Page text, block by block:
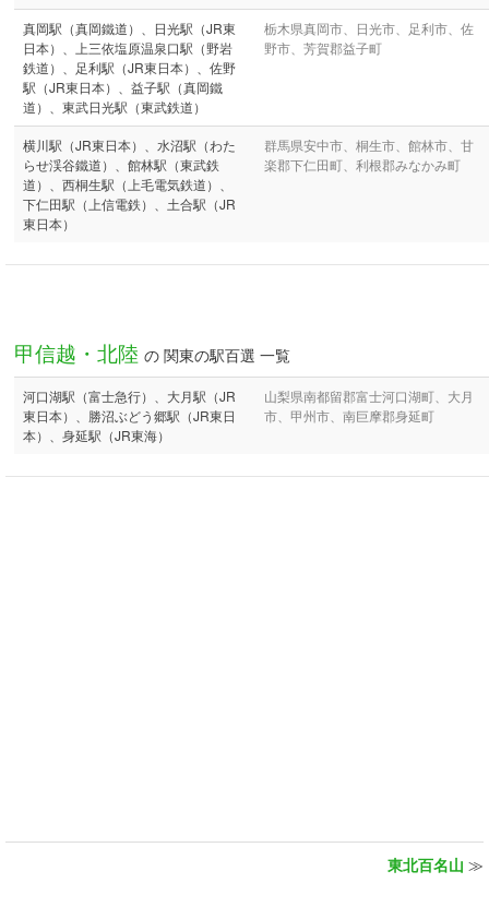
真岡駅（真岡鐵道）、日光駅（JR東
日本）、上三依塩原温泉口駅（野岩
鉄道）、足利駅（JR東日本）、佐野
駅（JR東日本）、益子駅（真岡鐵
道）、東武日光駅（東武鉄道）
栃木県真岡市、日光市、足利市、佐
野市、芳賀郡益子町
横川駅（JR東日本）、水沼駅（わた
らせ渓谷鐵道）、館林駅（東武鉄
道）、西桐生駅（上毛電気鉄道）、
下仁田駅（上信電鉄）、土合駅（JR
東日本）
群馬県安中市、桐生市、館林市、甘
楽郡下仁田町、利根郡みなかみ町
甲信越・北陸 の 関東の駅百選 一覧
河口湖駅（富士急行）、大月駅（JR
東日本）、勝沼ぶどう郷駅（JR東日
本）、身延駅（JR東海）
山梨県南都留郡富士河口湖町、大月
市、甲州市、南巨摩郡身延町
東北百名山 ≫